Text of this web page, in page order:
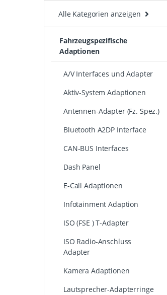
Alle Kategorien anzeigen
Fahrzeugspezifische
Adaptionen
A/V Interfaces und Adapter
Aktiv-System Adaptionen
Antennen-Adapter (Fz. Spez.)
Bluetooth A2DP Interface
CAN-BUS Interfaces
Dash Panel
E-Call Adaptionen
Infotainment Adaption
ISO (FSE ) T-Adapter
ISO Radio-Anschluss
Adapter
Kamera Adaptionen
Lautsprecher-Adapterringe